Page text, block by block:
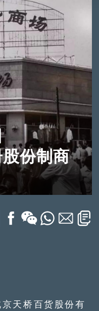
份制商
天桥百货股份有